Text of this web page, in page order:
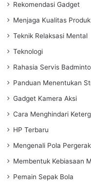
Rekomendasi Gadget
Menjaga Kualitas Produk
Teknik Relaksasi Mental
Teknologi
Rahasia Servis
Panduan Menentukan
Gadget Kamera Aksi
Cara Menghindari
HP Terbaru
Mengenali Pola
Membentuk Kebiasaan
Pemain Sepak Bola